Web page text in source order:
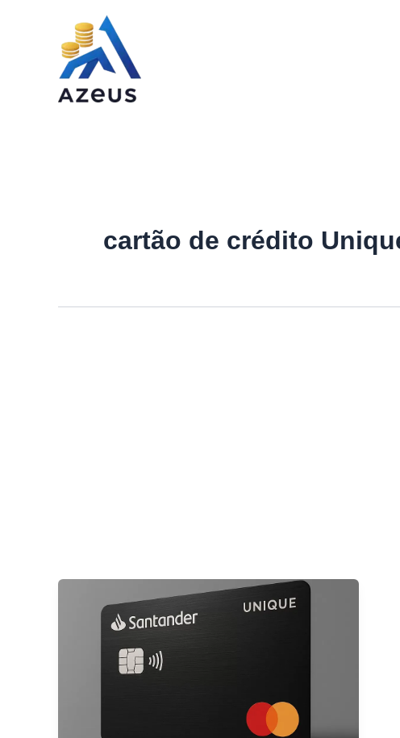
conteúdo
cartão de crédito